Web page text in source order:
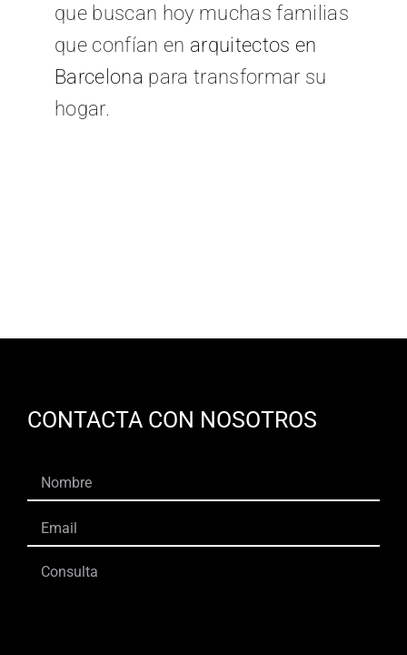
que buscan hoy muchas familias
que confían en arquitectos en
Barcelona para transformar su
hogar.
CONTACTA CON NOSOTROS